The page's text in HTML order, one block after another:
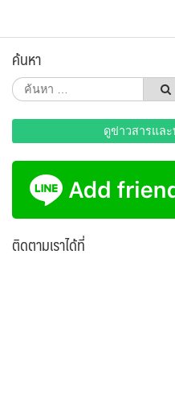
ค้นหา
ค้นหา
สำหรับ:
ดูข่าวสารแล
ติดตามเราได้ที่